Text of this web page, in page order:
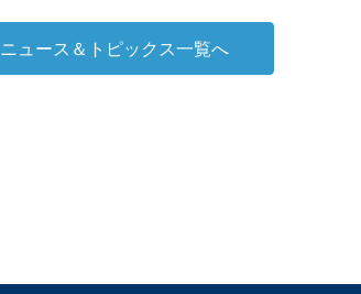
ニュース＆トピックス一覧へ